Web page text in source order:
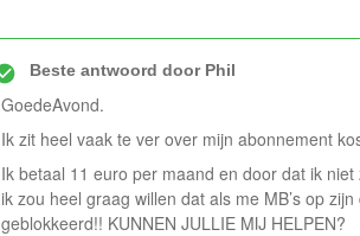
Beste antwoord doorPhil
GoedeAvond.
Ik zit heel vaak te ver over mijn abonnement
Ik betaal 11 euro per maand en door dat ik
ik zou heel graag willen dat als me MB’s op
geblokkeerd!! KUNNEN JULLIE MIJ HELPEN?